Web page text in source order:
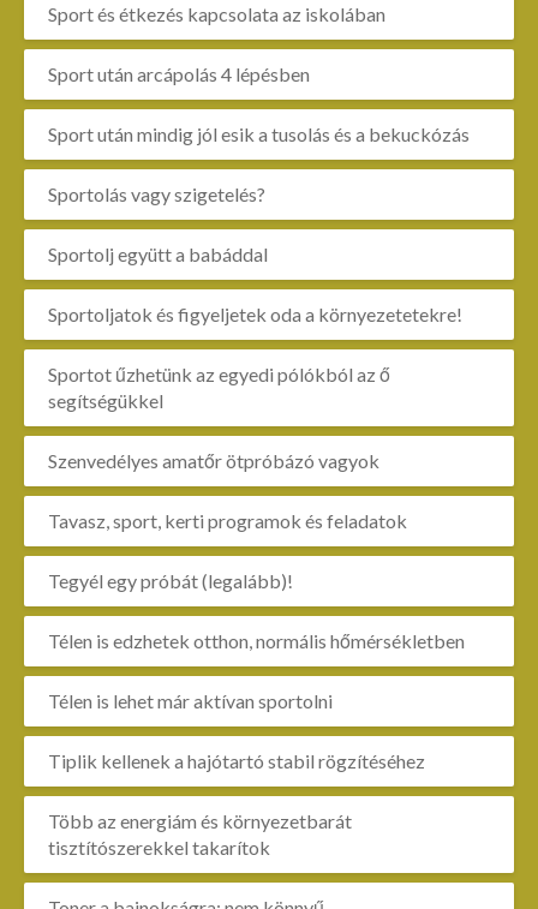
Sport és étkezés kapcsolata az iskolában
Sport után arcápolás 4 lépésben
Sport után mindig jól esik a tusolás és a bekuckózás
Sportolás vagy szigetelés?
Sportolj együtt a babáddal
Sportoljatok és figyeljetek oda a környezetetekre!
Sportot űzhetünk az egyedi pólókból az ő
segítségükkel
Szenvedélyes amatőr ötpróbázó vagyok
Tavasz, sport, kerti programok és feladatok
Tegyél egy próbát (legalább)!
Télen is edzhetek otthon, normális hőmérsékletben
Télen is lehet már aktívan sportolni
Tiplik kellenek a hajótartó stabil rögzítéséhez
Több az energiám és környezetbarát
tisztítószerekkel takarítok